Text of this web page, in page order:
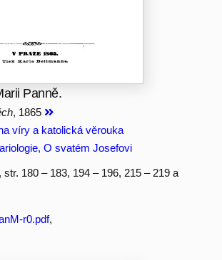
Panně.
, 1865
víry a katolická věrouka
O svatém Josefovi
str. 180 – 183, 194 – 196, 215 – 219 a
r0.pdf,